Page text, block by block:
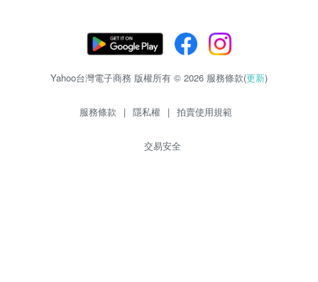
Yahoo台灣電子商務 版權所有 © 2026 服務條款(更新)
服務條款 | 隱私權 | 拍賣使用規範
交易安全